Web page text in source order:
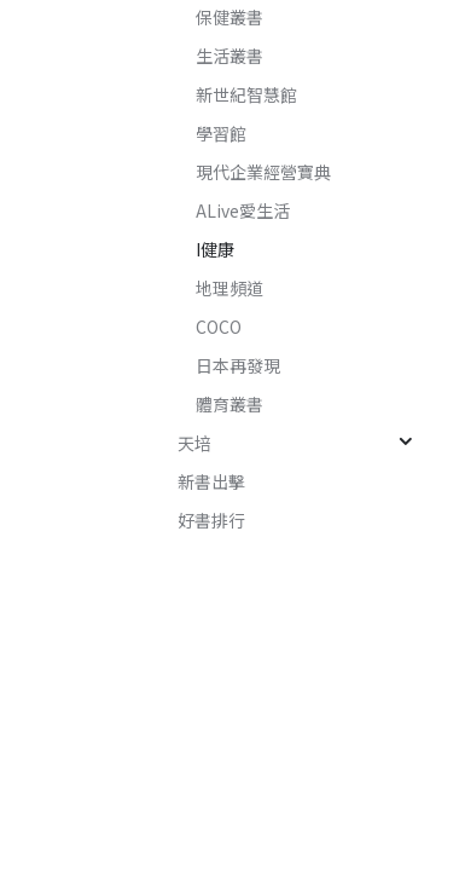
保健叢書
生活叢書
新世紀智慧館
學習館
現代企業經營寶典
ALive愛生活
I健康
地理頻道
COCO
日本再發現
體育叢書
天培
新書出擊
好書排行